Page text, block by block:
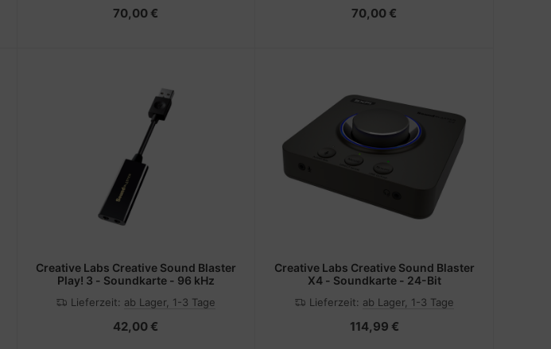
70,00 € 70,00 €
Creative Labs Creative Sound Blaster
Play! 3 - Soundkarte - 96 kHz
Lieferzeit: ab Lager, 1-3 Tage
42,00 €
Creative Labs Creative Sound Blaster
X4 - Soundkarte - 24-Bit
Lieferzeit: ab Lager, 1-3 Tage
114,99 €